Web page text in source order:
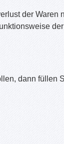
der
dann füllen